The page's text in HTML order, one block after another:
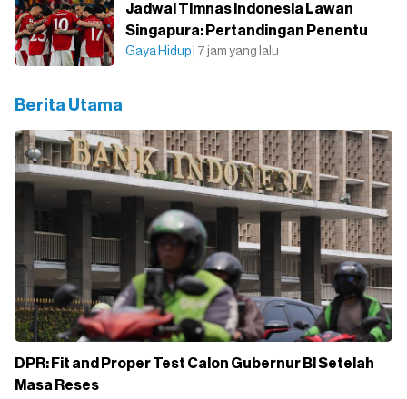
Jadwal Timnas Indonesia Lawan
Singapura: Pertandingan Penentu
Gaya Hidup | 7 jam yang lalu
Berita Utama
DPR: Fit and Proper Test Calon Gubernur BI Setelah
Masa Reses